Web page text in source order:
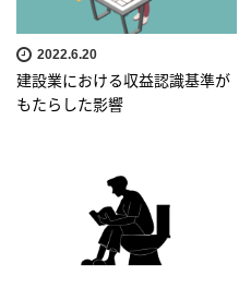
2022.6.20
建設業における収益認識基準が
もたらした影響